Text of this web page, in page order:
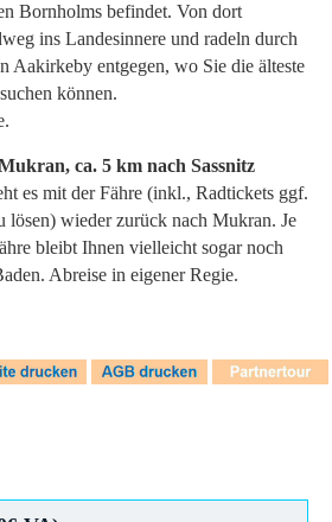
Bornholms befindet. Von dort
ins Landesinnere und radeln durch
Aakirkeby entgegen, wo Sie die älteste
können.
ca. 5 km nach Sassnitz
es mit der Fähre (inkl., Radtickets ggf.
lösen) wieder zurück nach Mukran. Je
bleibt Ihnen vielleicht sogar noch
Abreise in eigener Regie.